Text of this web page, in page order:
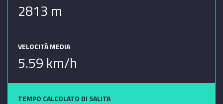
2813 m
VELOCITÀ MEDIA
5.59 km/h
TEMPO CALCOLATO DI SALITA